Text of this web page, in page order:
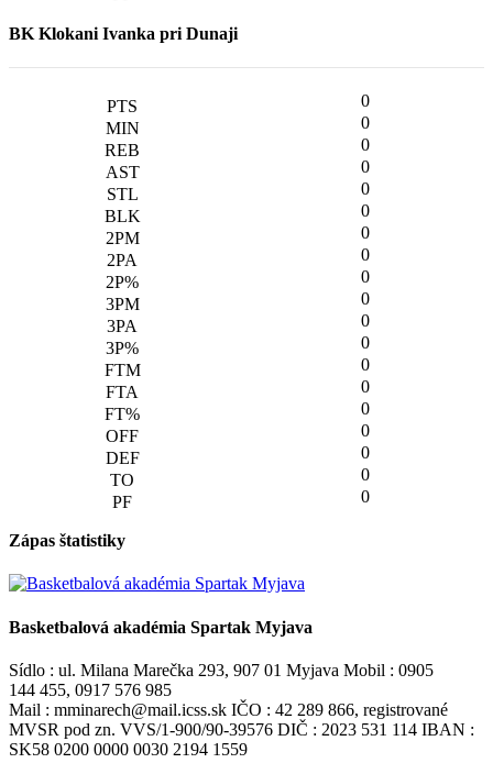
BK Klokani Ivanka pri Dunaji
0
0
0
0
0
0
0
0
0
0
0
0
0
0
0
0
0
0
0
Zápas štatistiky
Basketbalová akadémia Spartak Myjava
Sídlo : ul. Milana Marečka 293, 907 01 Myjava Mobil : 0905
144 455, 0917 576 985
Mail : mminarech@mail.icss.sk IČO : 42 289 866, registrované
MVSR pod zn. VVS/1-900/90-39576 DIČ : 2023 531 114 IBAN :
SK58 0200 0000 0030 2194 1559